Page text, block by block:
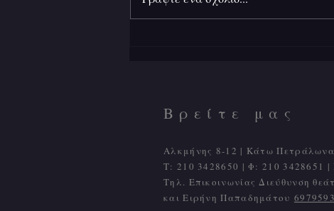
Ανάμεσα σε δύο ήλιους
Βρείτε μας
Αλκμήνης 8-12 | Κάτω
Τ: 210 3428650 | Φ: 210 3428651 |
Τηλ. Επικοινωνίας Διεύθυνση
και Ειρήνη Παπαδημάτου